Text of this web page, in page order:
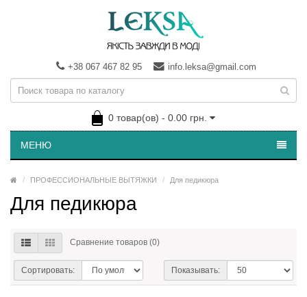
+38 067 467 82 95 info.leksa@gmail.com
0 товар(ов) - 0.00 грн.
МЕНЮ
ПРОФЕССИОНАЛЬНЫЕ ВЫТЯЖКИ Для педикюра
Для педикюра
Сравнение товаров (0)
Сортировать: Показывать: